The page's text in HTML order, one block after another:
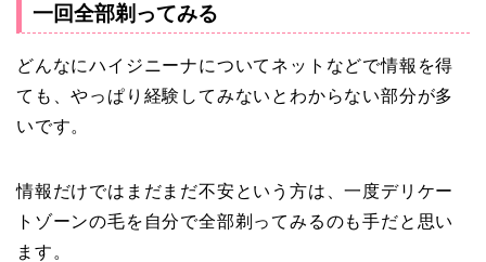
一回全部剃ってみる
どんなにハイジニーナについてネットなどで情報を得
ても、やっぱり経験してみないとわからない部分が多
いです。
情報だけではまだまだ不安という方は、一度デリケー
トゾーンの毛を自分で全部剃ってみるのも手だと思い
ます。